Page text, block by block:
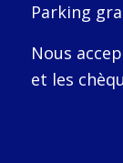
Parking
Nous
et les